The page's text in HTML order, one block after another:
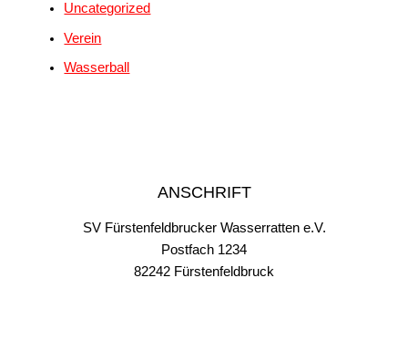
Uncategorized
Verein
Wasserball
ANSCHRIFT
SV Fürstenfeldbrucker Wasserratten e.V.
Postfach 1234
82242 Fürstenfeldbruck